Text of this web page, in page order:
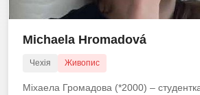
Michaela Hromadová
Чехія Живопис
Міхаела Громадова (*2000) –